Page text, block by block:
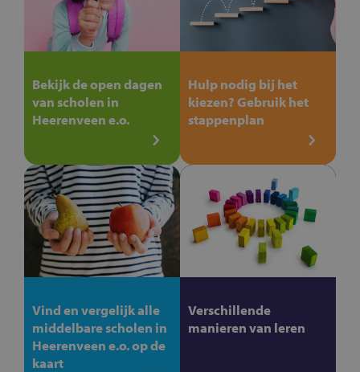
Bekijk de open dagen
van scholen in
Heerenveen e.o.
Hulp nodig bij het
kiezen? Gebruik het
stappenplan
Vind en vergelijk alle
middelbare scholen in
Heerenveen e.o. op de
kaart
Verschillende
manieren van leren